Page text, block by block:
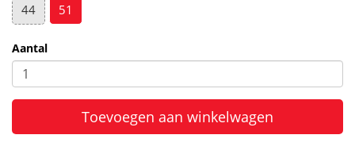
44 51
Aantal
Toevoegen aan winkelwagen